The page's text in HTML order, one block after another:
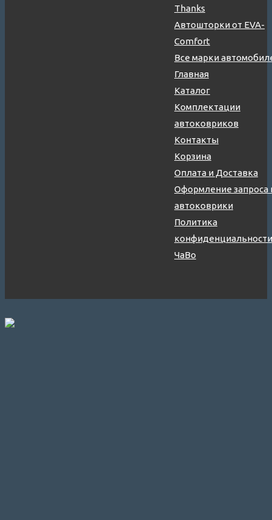
Thanks
Автошторки от EVA-
Comfort
Все марки
Главная
Каталог
Комплектации
автоковриков
Контакты
Корзина
Оплата и Доставка
Оформление запроса
автоковрики
Политика
конфиденциальности
ЧаВо